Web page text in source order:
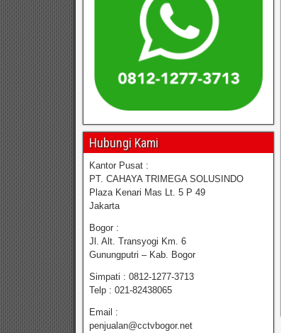
Hubungi Kami
Kantor Pusat :
PT. CAHAYA TRIMEGA SOLUSINDO
Plaza Kenari Mas Lt. 5 P 49
Jakarta
Bogor :
Jl. Alt. Transyogi Km. 6
Gunungputri – Kab. Bogor
Simpati : 0812-1277-3713
Telp : 021-82438065
Email :
penjualan@cctvbogor.net